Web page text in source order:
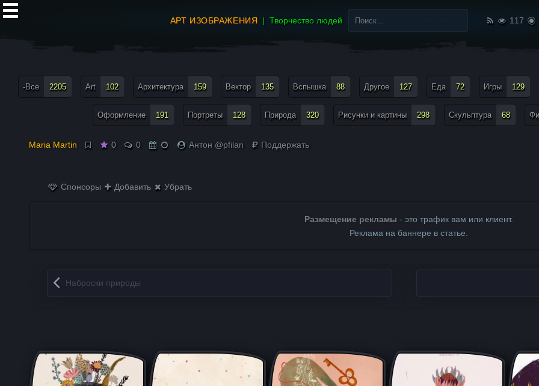
АРТ ИЗОБРАЖЕНИЯ Творчество людей
Найти:
117
-Все 2205 Art 102 Архитектура 159 Вектор 135 Вспышка 88 Другое 127 Еда 72 Игры 129
Оформление 191 Портреты 128 Природа 320 Рисунки и картины 298 Скульптура 68
Мaria Мartin 0 0 Антон @pfilan Поддержать
Спонсоры Добавить Убрать
Размещение рекламы - это трафик вам или клиент.
Реклама на баннере в статье.
Запись навигация
Наброски природы